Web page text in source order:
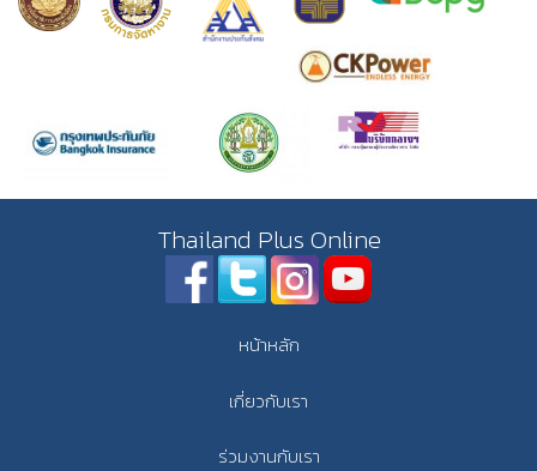
Thailand Plus Online
หน้าหลัก
เกี่ยวกับเรา
ร่วมงานกับเรา